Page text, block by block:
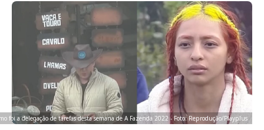
foi a delegação de tarefas desta semana de A Fazenda 2022 - Foto: Reprodução/Playplus